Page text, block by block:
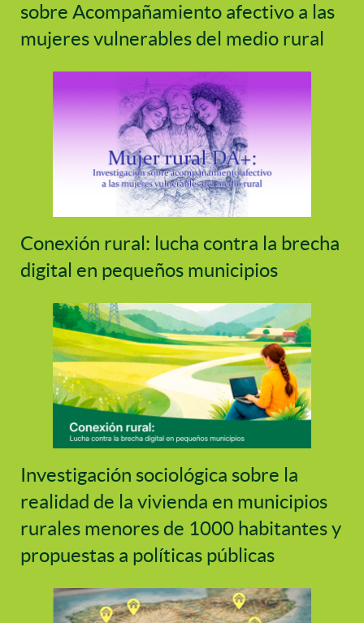
sobre Acompañamiento afectivo a las
mujeres vulnerables del medio rural
Conexión rural: lucha contra la brecha
digital en pequeños municipios
Investigación sociológica sobre la
realidad de la vivienda en municipios
rurales menores de 1000 habitantes y
propuestas a políticas públicas